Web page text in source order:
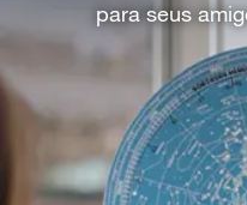
para seus